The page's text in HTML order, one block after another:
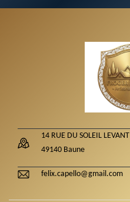
14 RUE DU SOLEIL LEVANT
49140 Baune
felix.capello@gmail.com